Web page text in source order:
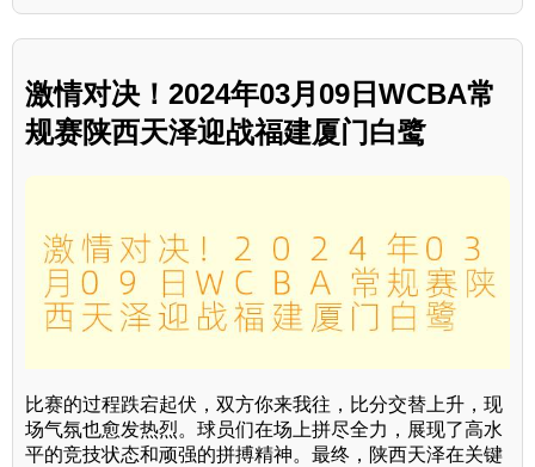
激情对决！2024年03月09日WCBA常
规赛陕西天泽迎战福建厦门白鹭
比赛的过程跌宕起伏，双方你来我往，比分交替上升，现
场气氛也愈发热烈。球员们在场上拼尽全力，展现了高水
平的竞技状态和顽强的拼搏精神。最终，陕西天泽在关键